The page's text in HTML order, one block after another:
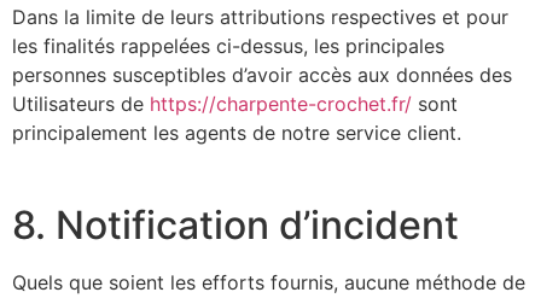
Dans la limite de leurs attributions respectives et pour
les finalités rappelées ci-dessus, les principales
personnes susceptibles d’avoir accès aux données des
Utilisateurs de https://charpente-crochet.fr/ sont
principalement les agents de notre service client.
8. Notification d’incident
Quels que soient les efforts fournis, aucune méthode de